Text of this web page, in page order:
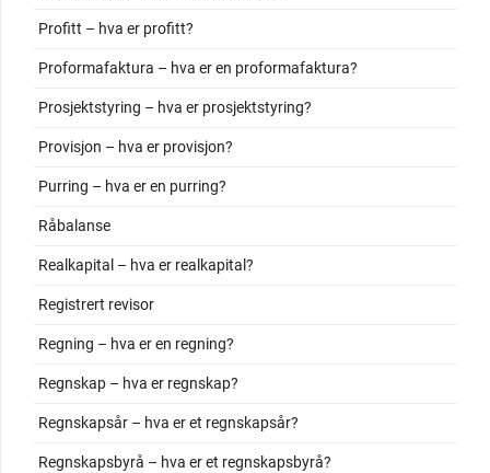
Profitt – hva er profitt?
Proformafaktura – hva er en proformafaktura?
Prosjektstyring – hva er prosjektstyring?
Provisjon – hva er provisjon?
Purring – hva er en purring?
Råbalanse
Realkapital – hva er realkapital?
Registrert revisor
Regning – hva er en regning?
Regnskap – hva er regnskap?
Regnskapsår – hva er et regnskapsår?
Regnskapsbyrå – hva er et regnskapsbyrå?